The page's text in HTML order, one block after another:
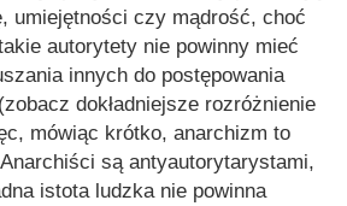
umiejętności czy mądrość, choć
autorytety nie powinny mieć
innych do postępowania
dokładniejsze rozróżnienie
mówiąc krótko, anarchizm to
są antyautorytarystami,
istota ludzka nie powinna